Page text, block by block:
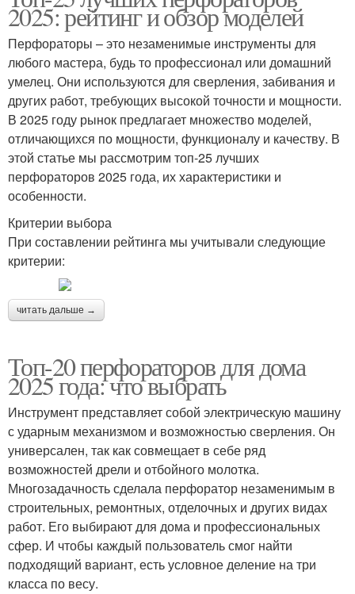
2025: рейтинг и обзор моделей
Перфораторы – это незаменимые инструменты для
любого мастера, будь то профессионал или домашний
умелец. Они используются для сверления, забивания и
других работ, требующих высокой точности и мощности.
В 2025 году рынок предлагает множество моделей,
отличающихся по мощности, функционалу и качеству. В
этой статье мы рассмотрим топ-25 лучших
перфораторов 2025 года, их характеристики и
особенности.
Критерии выбора
При составлении рейтинга мы учитывали следующие
критерии:
читать дальше →
Топ-20 перфораторов для дома
2025 года: что выбрать
Инструмент представляет собой электрическую машину
с ударным механизмом и возможностью сверления. Он
универсален, так как совмещает в себе ряд
возможностей дрели и отбойного молотка.
Многозадачность сделала перфоратор незаменимым в
строительных, ремонтных, отделочных и других видах
работ. Его выбирают для дома и профессиональных
сфер. И чтобы каждый пользователь смог найти
подходящий вариант, есть условное деление на три
класса по весу.